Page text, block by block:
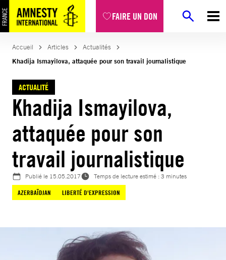
FAIRE UN DON
Aller
au
contenu
Accueil Articles
Actualités
Khadija Ismayilova, attaquée pour son travail journalistique
ACTUALITÉ
Khadija Ismayilova,
attaquée pour son
travail journalistique
Publié le 15.05.2017
Temps de lecture estimé : 3 minutes
AZERBAÏDJAN
LIBERTÉ D'EXPRESSION